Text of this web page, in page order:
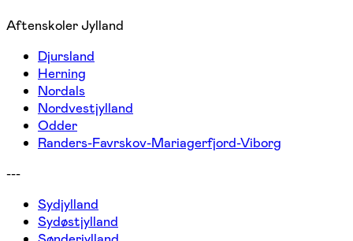
Aftenskoler Jylland
Djursland
Herning
Nordals
Nordvestjylland
Odder
Randers-Favrskov-Mariagerfjord-Viborg
---
Sydjylland
Sydøstjylland